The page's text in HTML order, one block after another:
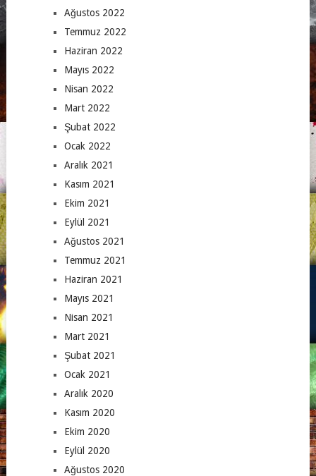
Ağustos 2022
Temmuz 2022
Haziran 2022
Mayıs 2022
Nisan 2022
Mart 2022
Şubat 2022
Ocak 2022
Aralık 2021
Kasım 2021
Ekim 2021
Eylül 2021
Ağustos 2021
Temmuz 2021
Haziran 2021
Mayıs 2021
Nisan 2021
Mart 2021
Şubat 2021
Ocak 2021
Aralık 2020
Kasım 2020
Ekim 2020
Eylül 2020
Ağustos 2020